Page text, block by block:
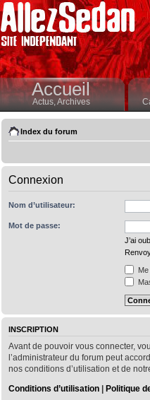
Accueil
Actus,Archives
Index du forum
Connexion
Nom d’utilisateur:
Mot de passe:
J’ai
INSCRIPTION
Avant de pouvoir vous connecter,
l’administrateur du forum peut
nos conditions d’utilisation et de
Conditions d’utilisation | Politique